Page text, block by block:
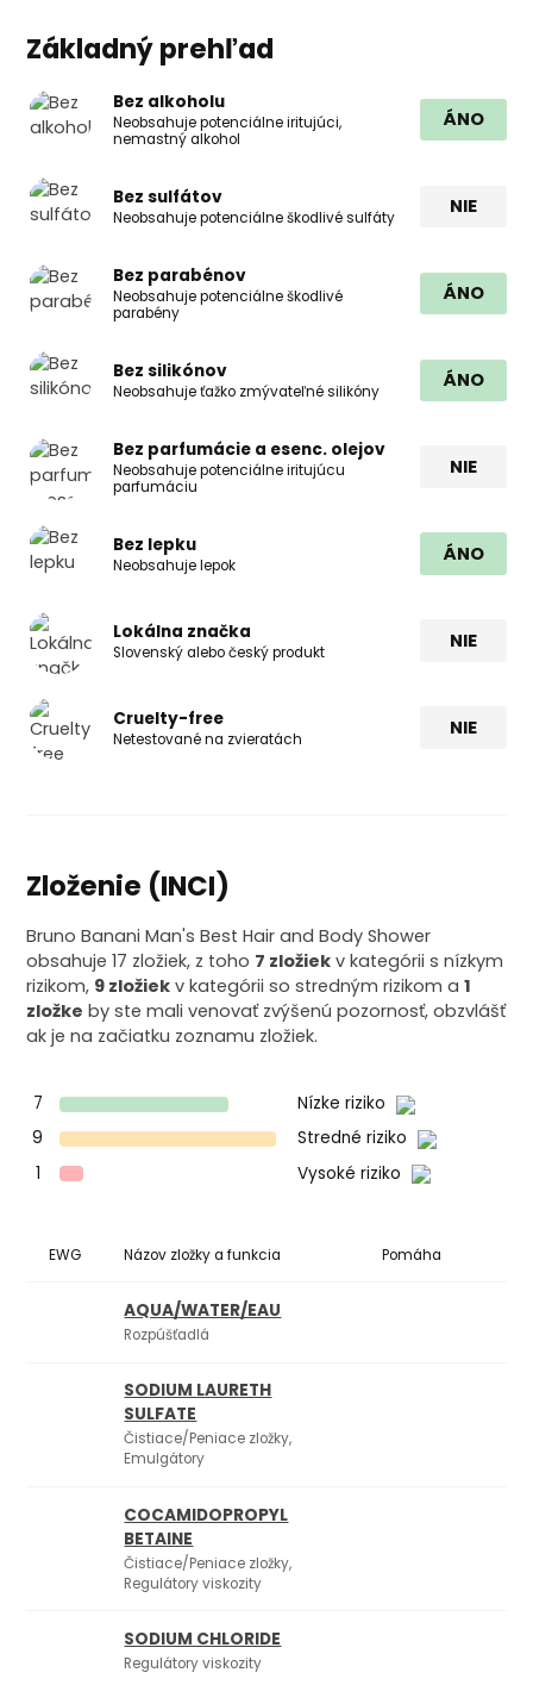
Základný prehľad
Bez alkoholu
Neobsahuje potenciálne iritujúci,
nemastný alkohol
ÁNO
Bez sulfátov
Neobsahuje potenciálne škodlivé sulfáty
NIE
Bez parabénov
Neobsahuje potenciálne škodlivé
parabény
ÁNO
Bez silikónov
Neobsahuje ťažko zmývateľné silikóny
ÁNO
Bez parfumácie a esenc. olejov
Neobsahuje potenciálne iritujúcu
parfumáciu
NIE
Bez lepku
Neobsahuje lepok
ÁNO
Lokálna značka
Slovenský alebo český produkt
NIE
Cruelty-free
Netestované na zvieratách
NIE
Zloženie (INCI)
Bruno Banani Man's Best Hair and Body Shower
obsahuje 17 zložiek, z toho 7 zložiek v kategórii s nízkym
rizikom, 9 zložiek v kategórii so stredným rizikom a1
zložke by ste mali venovať zvýšenú pozornosť, obzvlášť
ak je na začiatku zoznamu zložiek.
7
Nízke riziko
9
Stredné riziko
1
Vysoké riziko
EWG Názov zložky a funkcia Pomáha
AQUA/WATER/EAU
Rozpúšťadlá
SODIUM LAURETH
SULFATE
Čistiace/Peniace zložky,
Emulgátory
COCAMIDOPROPYL
BETAINE
Čistiace/Peniace zložky,
Regulátory viskozity
SODIUM CHLORIDE
Regulátory viskozity